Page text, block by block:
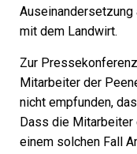
mit dem Landwirt.
Zur
Mitarbeiter der
nicht empfunden,
Dass die
einem solchen Fall